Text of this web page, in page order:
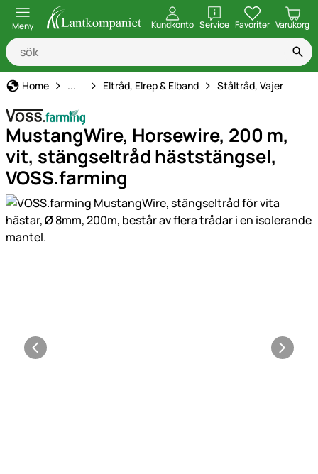
Meny Kundkonto ServiceöppnaFavoriter Varukorg
Home Elstängsel
... Eltråd, Elrep & Elband Ståltråd, Vajer
MustangWire, Horsewire, 200 m,
vit, stängseltråd häststängsel,
VOSS.farming
Produktgaleri